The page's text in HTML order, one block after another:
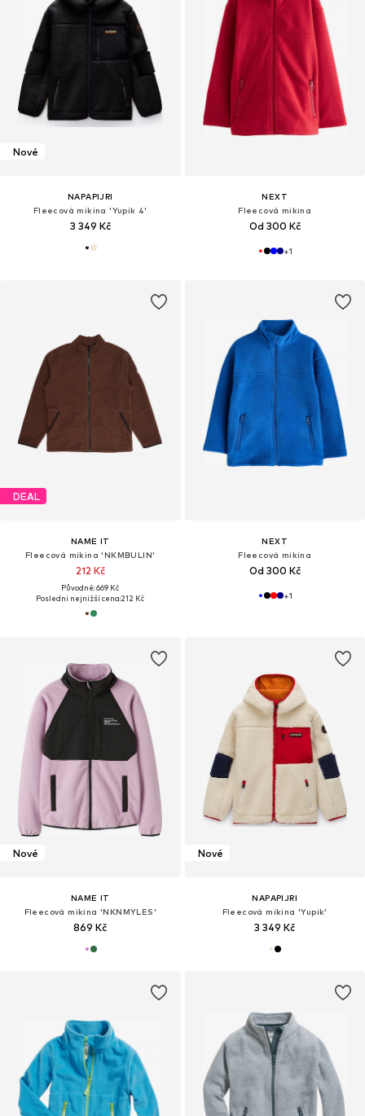
Nové
NAPAPIJRI
Fleecová mikina 'Yupik 4'
3 349 Kč
NEXT
Fleecová mikina
Od 300 Kč
+1
DEAL
NAME IT
Fleecová mikina 'NKMBULIN'
212 Kč
Původně: 669 Kč
Poslední nejnižší cena:212 Kč
NEXT
Fleecová mikina
Od 300 Kč
+1
Nové
NAME IT
Fleecová mikina 'NKNMYLES'
869 Kč
Nové
NAPAPIJRI
Fleecová mikina 'Yupik'
3 349 Kč